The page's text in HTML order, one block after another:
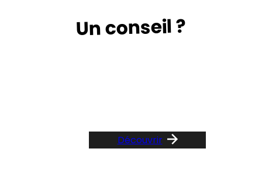
Un conseil ?
Découvrir